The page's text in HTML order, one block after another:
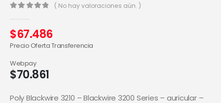
( No hay valoraciones aún. )
$67.486
Precio Oferta Transferencia
$70.861
Webpay
Poly Blackwire 3210 – Blackwire 3200 Series – auricular –